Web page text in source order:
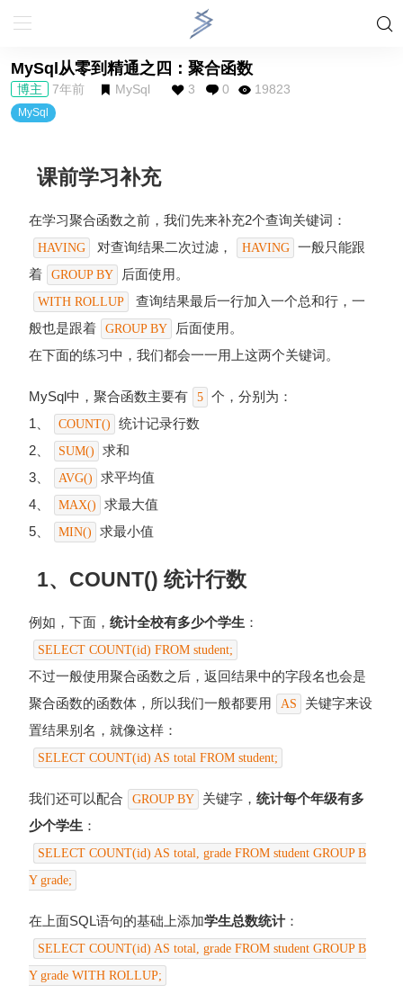
MySql从零到精通之四：聚合函数
博主 7年前 MySql 3 0 19823
MySql
课前学习补充
在学习聚合函数之前，我们先来补充2个查询关键词：
HAVING 对查询结果二次过滤， HAVING
一般只能跟
着
GROUP BY 后面使用。
WITH ROLLUP
查询结果最后一行加入一个总和行，一
般也是跟着
GROUP BY
后面使用。
在下面的练习中，我们都会一一用上这两个关键词。
MySql中，聚合函数主要有 5
个，分别为：
1、
COUNT()
统计记录行数
2、
SUM()
求和
3、
AVG()
求平均值
4、
MAX()
求最大值
5、
MIN() 求最小值
1、COUNT() 统计行数
例如，下面， 统计全校有多少个学生 ：
SELECT COUNT(id) FROM student;
不过一般使用聚合函数之后，返回结果中的字段名也会是
聚合函数的函数体，所以我们一般都要用
AS
关键字来设
置结果别名，就像这样：
SELECT COUNT(id) AS total FROM student;
我们还可以配合 GROUP BY 关键字，统计每个年级有多
少个学生 ：
SELECT COUNT(id) AS total, grade FROM student GROUP B
Y grade;
在上面SQL语句的基础上添加学生总数统计：
SELECT COUNT(id) AS total, grade FROM student GROUP B
Y grade WITH ROLLUP;